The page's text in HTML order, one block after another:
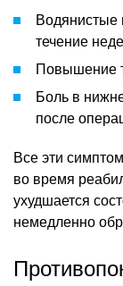
Водянистые
течение
Повышение
Боль в
после
Все эти
во время
ухудшается
немедленно